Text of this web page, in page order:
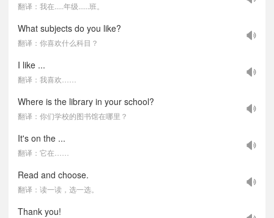
翻译：我在.....年级......班。
What subjects do you like?
翻译：你喜欢什么科目？
I like ...
翻译：我喜欢……
Where is the library in your school?
翻译：你们学校的图书馆在哪里？
It's on the ...
翻译：它在……
Read and choose.
翻译：读一读，选一选。
Thank you!